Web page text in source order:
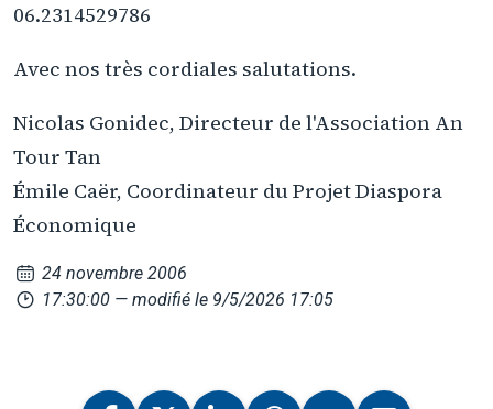
06.2314529786
Avec nos très cordiales salutations.
Nicolas Gonidec, Directeur de l'Association An
Tour Tan
Émile Caër, Coordinateur du Projet Diaspora
Économique
24 novembre 2006
17:30:00 — modifié le 9/5/2026 17:05